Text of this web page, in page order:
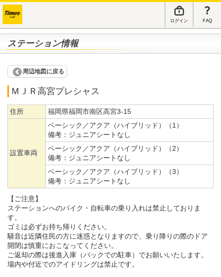
ログイン FAQ
ステーション情報
周辺地図に戻る
ＭＪＲ高宮プレシャス
住所 福岡県福岡市南区高宮3-15
設置車両
ベーシック／アクア（ハイブリッド）（1）
備考： ジュニアシートなし
ベーシック／アクア（ハイブリッド）（2）
備考： ジュニアシートなし
ベーシック／アクア（ハイブリッド）（3）
備考： ジュニアシートなし
【ご注意】
ステーションへのバイク・自転車の乗り入れは禁止しておりま
す。
ゴミは必ずお持ち帰りください。
騒音は近隣住民の方に迷惑となりますので、乗り降りの際のドア
開閉は慎重におこなってください。
ご返却の際は後進入庫（バックでの駐車）でお願いいたします。
場内や付近でのアイドリングは禁止です。